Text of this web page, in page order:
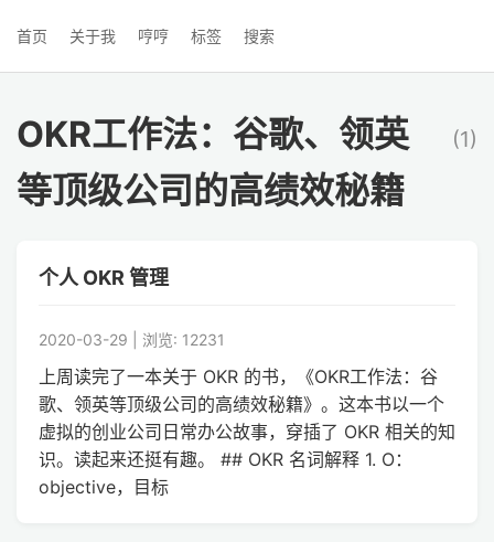
首页 关于我 哼哼 标签 搜索
OKR工作法：谷歌、领英
等顶级公司的高绩效秘籍
(1)
个人 OKR 管理
2020-03-29 | 浏览: 12231
上周读完了一本关于 OKR 的书，《OKR工作法：谷
歌、领英等顶级公司的高绩效秘籍》。这本书以一个
虚拟的创业公司日常办公故事，穿插了 OKR 相关的知
识。读起来还挺有趣。 ## OKR 名词解释 1. O：
objective，目标